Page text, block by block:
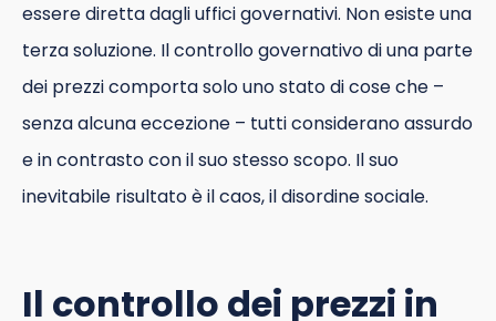
essere diretta dagli uffici governativi. Non esiste una
terza soluzione. Il controllo governativo di una parte
dei prezzi comporta solo uno stato di cose che –
senza alcuna eccezione – tutti considerano assurdo
e in contrasto con il suo stesso scopo. Il suo
inevitabile risultato è il caos, il disordine sociale.
Il controllo dei prezzi in